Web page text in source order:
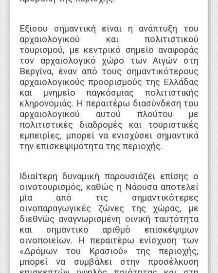
Εξίσου σημαντική είναι η ανάπτυξη του
αρχαιολογικού και πολιτιστικού
τουρισμού, με κεντρικό σημείο αναφοράς
τον αρχαιολογικό χώρο των Αιγών στη
Βεργίνα, έναν από τους σημαντικότερους
αρχαιολογικούς προορισμούς της Ελλάδας
και μνημείο παγκόσμιας πολιτιστικής
κληρονομιάς. Η περαιτέρω διασύνδεση του
αρχαιολογικού αυτού πλούτου με
πολιτιστικές διαδρομές και τουριστικές
εμπειρίες, μπορεί να ενισχύσει σημαντικά
την επισκεψιμότητα της περιοχής.
Ιδιαίτερη δυναμική παρουσιάζει επίσης ο
οινοτουρισμός, καθώς η Νάουσα αποτελεί
μία από τις σημαντικότερες
οινοπαραγωγικές ζώνες της χώρας, με
διεθνώς αναγνωρισμένη οινική ταυτότητα
και σημαντικό αριθμό επισκέψιμων
οινοποιείων. Η περαιτέρω ενίσχυση των
«Δρόμων του Κρασιού» της περιοχής,
μπορεί να συμβάλει στην προσέλκυση